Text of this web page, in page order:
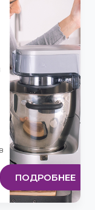
ПОДРОБНЕЕ